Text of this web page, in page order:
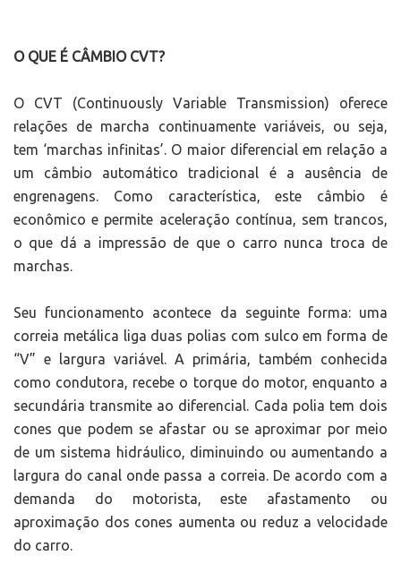
O QUE É CÂMBIO CVT?
O CVT (Continuously Variable Transmission) oferece
relações de marcha continuamente variáveis, ou seja,
tem ‘marchas infinitas’. O maior diferencial em relação a
um câmbio automático tradicional é a ausência de
engrenagens. Como característica, este câmbio é
econômico e permite aceleração contínua, sem trancos,
o que dá a impressão de que o carro nunca troca de
marchas.
Seu funcionamento acontece da seguinte forma: uma
correia metálica liga duas polias com sulco em forma de
“V” e largura variável. A primária, também conhecida
como condutora, recebe o torque do motor, enquanto a
secundária transmite ao diferencial. Cada polia tem dois
cones que podem se afastar ou se aproximar por meio
de um sistema hidráulico, diminuindo ou aumentando a
largura do canal onde passa a correia. De acordo com a
demanda do motorista, este afastamento ou
aproximação dos cones aumenta ou reduz a velocidade
do carro.